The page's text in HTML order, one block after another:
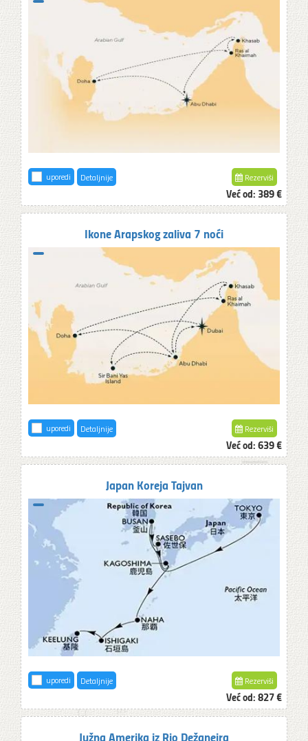
uporedi Detaljnije Rezerviši
Već od: 389 €
Ikone Arapskog zaliva 7 noći
uporedi Detaljnije Rezerviši
Već od:639 €
Japan Koreja Tajvan
uporedi Detaljnije Rezerviši
Već od:827 €
Južna Amerika iz Rio Dežaneira